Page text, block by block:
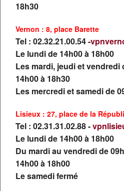
ACCUEIL
SEJOURS
CIRCUITS
CROISIERES
LOCATIONS
VOYAGES D'AFFAIRES
POUR TOUS VOS
Sur le Web ou en agences,
accompagne pour organiser
voyage : Séjours, Circuits,
départ de Normandie ou de
18h30
Vernon : 8, place Barette
Tel : 02.32.21.00.54 -
Le lundi de 14h00 à 18h00
Les mardi, jeudi et vendredi
14h00 à 18h30
Les mercredi et samedi de
Lisieux : 27, place de la
Tel : 02.31.31.02.88 -
Le lundi de 14h00 à 18h00
Du mardi au vendredi de
14h00 à 18h00
Le samedi fermé